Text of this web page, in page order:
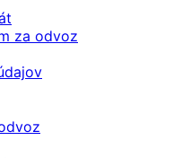
za odvoz